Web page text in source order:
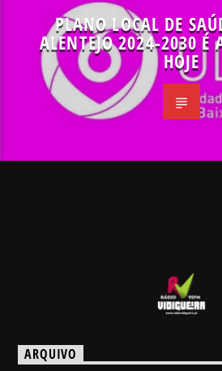
PLANO LOCAL DE
ALENTEJO 2024-2030 É
HOJE
ARQUIVO